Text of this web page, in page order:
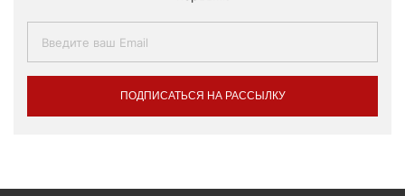
ПОДПИСАТЬСЯ НА РАССЫЛКУ